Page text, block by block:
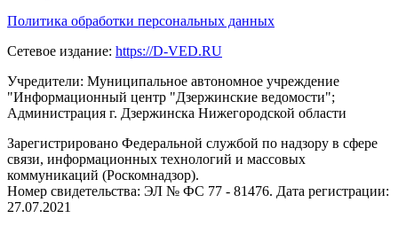
Политика обработки персональных данных
Сетевое издание: https://D-VED.RU
Учредители: Муниципальное автономное учреждение
"Информационный центр "Дзержинские ведомости";
Администрация г. Дзержинска Нижегородской области
Зарегистрировано Федеральной службой по надзору в сфере
связи, информационных технологий и массовых
коммуникаций (Роскомнадзор).
Номер свидетельства: ЭЛ № ФС 77 - 81476. Дата регистрации:
27.07.2021